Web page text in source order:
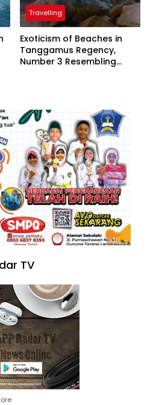
Travelling
Exoticism of Beaches in
Tanggamus Regency,
Number 3 Resembling
TV